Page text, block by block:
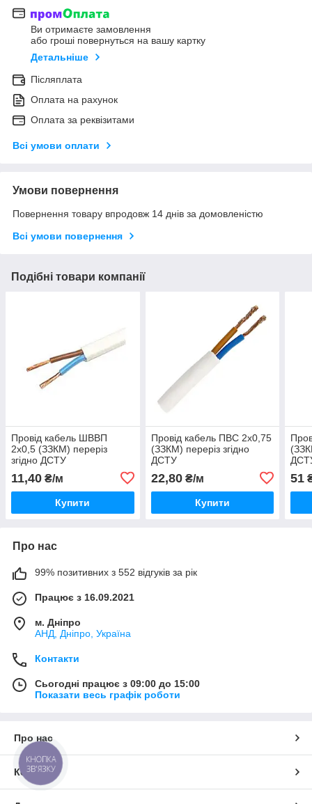
Ви отримаєте замовлення
або гроші повернуться на вашу картку
Детальніше
Післяплата
Оплата на рахунок
Оплата за реквізитами
Всі умови оплати
Умови повернення
Повернення товару впродовж 14 днів за домовленістю
Всі умови повернення
Подібні товари компанії
Провід кабель ШВВП
2х0,5 (ЗЗКМ) переріз
згідно ДСТУ
11,40 ₴/м
Купити
Провід кабель ПВС 2х0,75
(ЗЗКМ) переріз згідно
ДСТУ
22,80₴/м
Купити
51
Про нас
99% позитивних з 552 відгуків за рік
Працює з 16.09.2021
м. Дніпро
АНД, Дніпро, Україна
Контакти
Сьогодні працює з 09:00 до 15:00
Показати весь графік роботи
Про нас
Контакти
КНОПКА
ЗВ'ЯЗКУ